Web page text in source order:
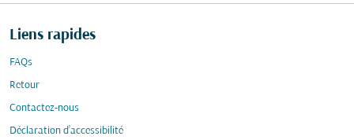
Liens rapides
FAQs
Retour
Contactez-nous
Déclaration d’accessibilité